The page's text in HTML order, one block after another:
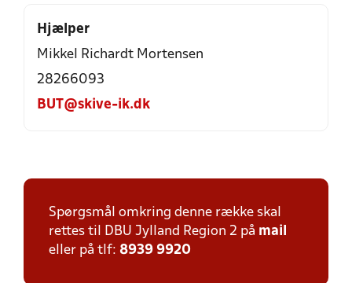
Hjælper
Mikkel Richardt Mortensen
28266093
BUT@skive-ik.dk
Spørgsmål omkring denne række skal
rettes til DBU Jylland Region 2 på mail
eller på tlf: 8939 9920